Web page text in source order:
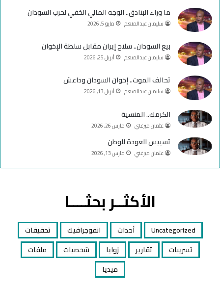
ك
u
b
e
م
ما وراء البنادق.. الوجه المالي الخفي لحرب السودان
سليمان عبدالمنعم مايو 5, 2026
بيع السودان.. سلاح إيران مقابل سلطة الإخوان
سليمان عبدالمنعم أبريل 25, 2026
تحالف الموت.. إخوان السودان وداعش
سليمان عبدالمنعم أبريل 13, 2026
الكرمك.. المنسية
عثمان ميرغني مارس 26, 2026
تسييس العودة للوطن
عثمان ميرغني مارس 13, 2026
الأكثــر بحثــــا
Uncategorized أحداث انفوجرافيك
تحقيقات
تسريبات
تقارير زوايا شخصيات
ملفات
ميديا